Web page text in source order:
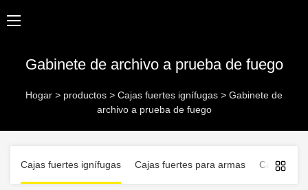
Gabinete de archivo a prueba de fuego
Hogar > productos > Cajas fuertes ignífugas > Gabinete de
archivo a prueba de fuego
Cajas fuertes ignífugas Cajas fuertes para armas Cajas